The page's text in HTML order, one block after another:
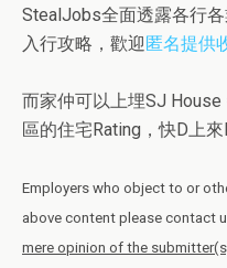
StealJobs全面透露各行
入行攻略，歡迎 匿名提供
而家仲可以上埋SJ House
區的住宅Rating，快D上
Employers who object to or
above content please contact
mere opinion of the